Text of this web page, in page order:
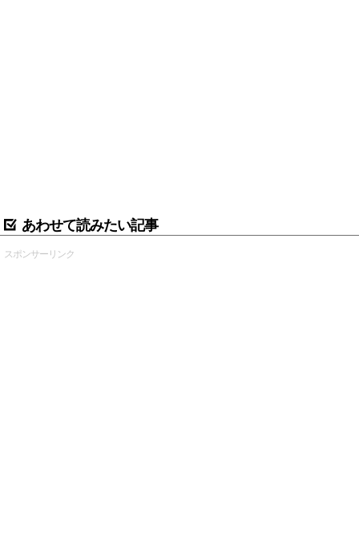
あわせて読みたい記事
スポンサーリンク